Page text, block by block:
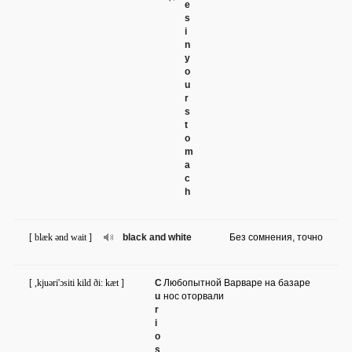
e
s
i
n
y
o
u
r
s
t
o
m
a
c
h
black and white
[ blæk ənd wait ] Без сомнения, точно
C
u
r
i
o
s
[ ,kjuəri'ɔsiti kild ði: kæt ]
Любопытной Варваре на базаре
нос оторвали